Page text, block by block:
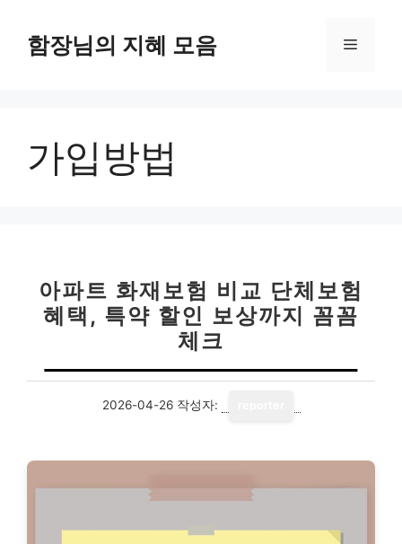
함장님의 지혜 모음 메
가입방법
아파트 화재보험 비교 단체보험
혜택, 특약 할인 보상까지 꼼꼼
체크
2026-04-26 작성자: